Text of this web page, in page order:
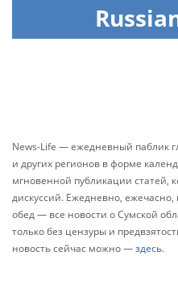
News-Life — ежедневный паблик
и других регионов в форме
мгновенной публикации статей,
дискуссий. Ежедневно, ежечасно,
обед — все новости о Сумской
только без цензуры и
новость сейчас можно —здесь.